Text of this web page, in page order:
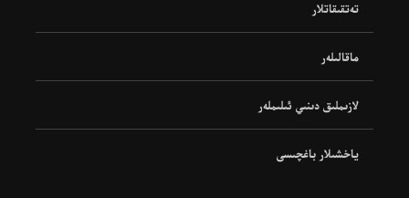
تەتقىقاتلار
ماقالىلەر
لازىملىق دىنىي ئىلىملەر
ياخشىلار باغچىسى